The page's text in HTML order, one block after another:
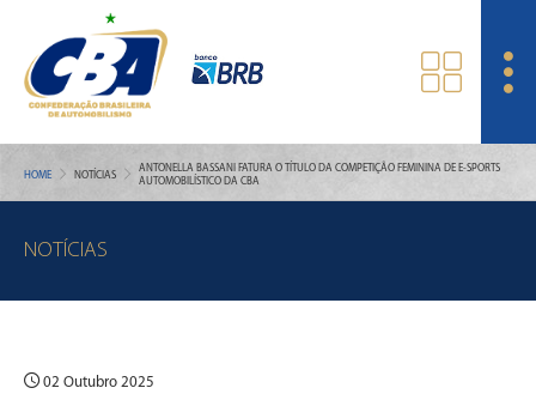
HOME NOTÍCIAS
ANTONELLA BASSANI FATURA O TÍTULO DA COMPETIÇÃO FEMININA DE E-SPORTS
AUTOMOBILÍSTICO DA CBA
NOTÍCIAS
02 Outubro 2025